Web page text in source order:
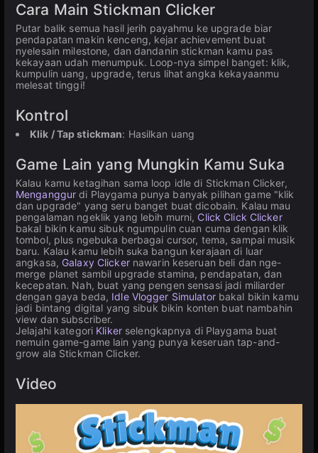
Cara Main Stickman Clicker
Putar balik semua hasil jerih payahmu ke upgrade biar
pendapatan makin kenceng, kejar achievement buat
nyelesain milestone, dan dandanin stickman kamu pas
kekayaan udah menumpuk. Loop-nya simpel banget: klik,
kumpulin uang, upgrade, terus lihat angka kekayaanmu
melesat tinggi!
Kontrol
Klik / Tap stickman: Hasilkan uang
Game Lain yang Mungkin Kamu Suka
Kalau kamu ketagihan sama loop idle di Stickman Clicker,
Menganggur di Playgama punya banyak pilihan game "klik
dan upgrade" yang seru banget buat dicobain. Kalau mau
pengalaman ngeklik yang lebih murni, Click Click Clicker
bakal bikin kamu sibuk ngumpulin cuan cuma dengan klik
tombol, plus ngebuka berbagai cursor, tema, sampai musik
baru. Kalau kamu lebih suka bangun kerajaan di luar
angkasa, Galaxy Clickernawarin keseruan beli dan nge-
merge planet sambil upgrade stamina, pendapatan, dan
kecepatan. Nah, buat yang pengen sensasi jadi miliarder
dengan gaya beda, Idle Vlogger Simulatorbakal bikin kamu
jadi bintang digital yang sibuk bikin konten buat nambahin
view dan subscriber.
Jelajahi kategori Klikerselengkapnya di Playgama buat
nemuin game-game lain yang punya keseruan tap-and-
grow ala Stickman Clicker.
Video